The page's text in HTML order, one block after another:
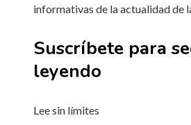
informativas de la actualidad de
Suscríbete para
leyendo
Lee sin límites